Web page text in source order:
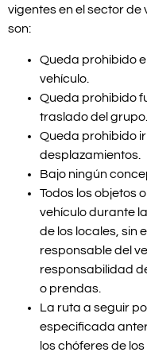
vigentes en el sector
son:
Queda prohibido
vehículo.
Queda prohibido
traslado del grupo.
Queda prohibido
desplazamientos.
Bajo ningún
Todos los objetos
vehículo durante
de los locales, sin
responsable del
responsabilidad
o prendas.
La ruta a seguir
especificada
los chóferes de